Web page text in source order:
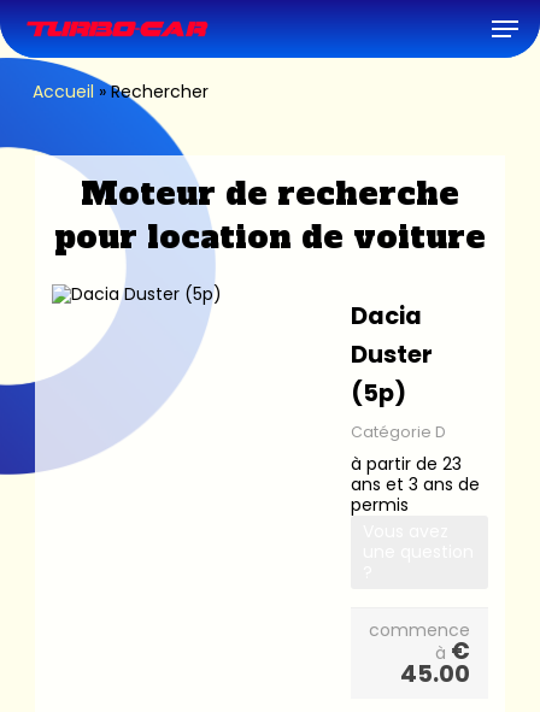
to
main
content
Accueil »Rechercher
Moteur de recherche
pour location de voiture
Dacia
Duster
(5p)
Catégorie D
à partir de 23
ans et 3 ans de
permis
commence
à €
45.00